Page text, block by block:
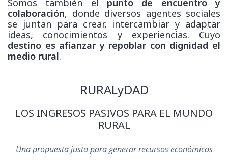
Somos también el punto de encuentro y
colaboración, donde diversos agentes sociales
se juntan para crear, intercambiar y adaptar
ideas, conocimientos y experiencias. Cuyo
destino es afianzar y repoblar con dignidad el
medio rural.
RURALyDAD
LOS INGRESOS PASIVOS PARA EL MUNDO
RURAL
Una propuesta justa para generar recursos económicos